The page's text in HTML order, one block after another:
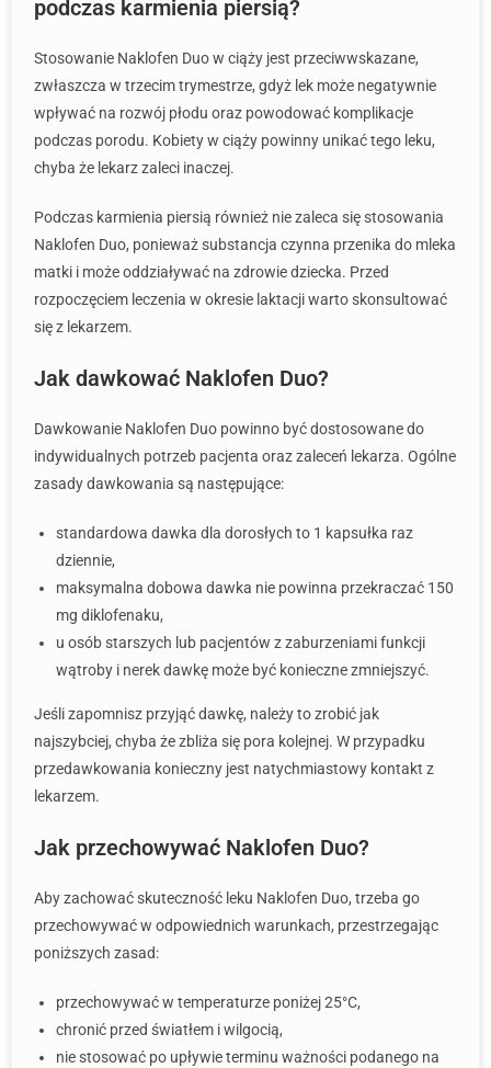
podczas karmienia piersią?
Stosowanie Naklofen Duo w ciąży jest przeciwwskazane,
zwłaszcza w trzecim trymestrze, gdyż lek może negatywnie
wpływać na rozwój płodu oraz powodować komplikacje
podczas porodu. Kobiety w ciąży powinny unikać tego leku,
chyba że lekarz zaleci inaczej.
Podczas karmienia piersią również nie zaleca się stosowania
Naklofen Duo, ponieważ substancja czynna przenika do mleka
matki i może oddziaływać na zdrowie dziecka. Przed
rozpoczęciem leczenia w okresie laktacji warto skonsultować
się z lekarzem.
Jak dawkować Naklofen Duo?
Dawkowanie Naklofen Duo powinno być dostosowane do
indywidualnych potrzeb pacjenta oraz zaleceń lekarza. Ogólne
zasady dawkowania są następujące:
standardowa dawka dla dorosłych to 1 kapsułka raz
dziennie,
maksymalna dobowa dawka nie powinna przekraczać 150
mg diklofenaku,
u osób starszych lub pacjentów z zaburzeniami funkcji
wątroby i nerek dawkę może być konieczne zmniejszyć.
Jeśli zapomnisz przyjąć dawkę, należy to zrobić jak
najszybciej, chyba że zbliża się pora kolejnej. W przypadku
przedawkowania konieczny jest natychmiastowy kontakt z
lekarzem.
Jak przechowywać Naklofen Duo?
Aby zachować skuteczność leku Naklofen Duo, trzeba go
przechowywać w odpowiednich warunkach, przestrzegając
poniższych zasad:
przechowywać w temperaturze poniżej 25°C,
chronić przed światłem i wilgocią,
nie stosować po upływie terminu ważności podanego na